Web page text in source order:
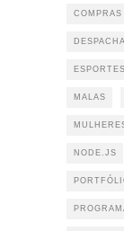
COMPRAS
ESPORTES
MALAS
NODE.JS